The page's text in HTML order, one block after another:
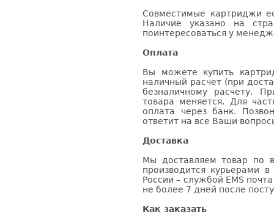
Совместимые картриджи
Наличие указано на
поинтересоваться у
Оплата
Вы можете купить
наличный расчет (при
безналичному расчету.
товара меняется. Для
оплата через банк.
ответит на все Ваши
Доставка
Мы доставляем товар по
производится курьерами
России – службой EMS
не более 7 дней после
Как заказать